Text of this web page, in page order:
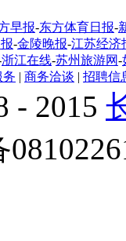
早报-东方体育日报-
-金陵晚报-江苏经济
浙江在线-苏州旅游网-
务 | 商务洽谈 | 招聘信
- 2015